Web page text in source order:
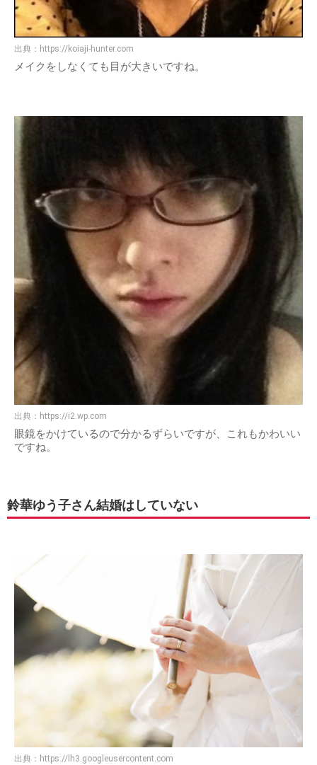
出典： https://koiaji-hunter.com
メイクをしなくても目が大きいですね。
出典： https://i2.wp.com
眼鏡をかけているので分かるずらいですが、これもかわいい
ですね。
鈴華ゆう子さん結婚はしていない
出典： https://lh3.googleusercontent.com